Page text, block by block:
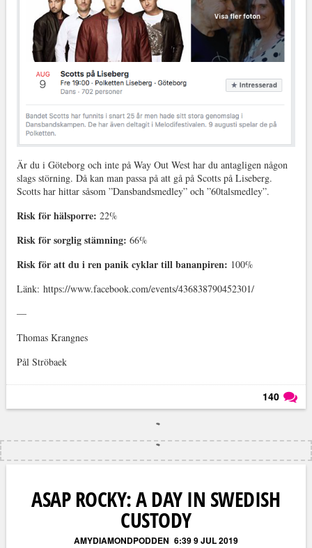
Är du i Göteborg och inte på Way Out West har du antagligen någon
slags störning. Då kan man passa på att gå på Scotts på Liseberg.
Scotts har hittar såsom ”Dansbandsmedley” och ”60talsmedley”.
Risk för hälsporre: 22%
Risk för sorglig stämning: 66%
Risk för att du i ren panik cyklar till bananpiren: 100%
Länk: https://www.facebook.com/events/436838790452301/
—
Thomas Krangnes
Pål Ströbaek
140
ASAP ROCKY: A DAY IN SWEDISH
CUSTODY
AMYDIAMONDPODDEN 6:39 9 JUL 2019